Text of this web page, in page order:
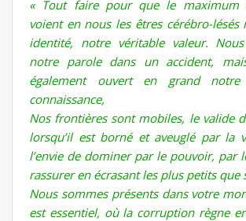
« Tout faire pour que le maximum
voient en nous les êtres cérébro-lésés
identité, notre véritable valeur.
notre parole dans un accident,
également ouvert en grand
connaissance,
Nos frontières sont mobiles, le valide
lorsqu’il est borné et aveuglé par la
l’envie de dominer par le pouvoir, par
rassurer en écrasant les plus petits que
Nous sommes présents dans votre
est essentiel, où la corruption règne